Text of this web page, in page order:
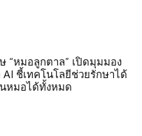
“หมอลูกตาล” เปิดมุมมอง
ชี้เทคโนโลยีช่วยรักษาได้
หมอได้ทั้งหมด